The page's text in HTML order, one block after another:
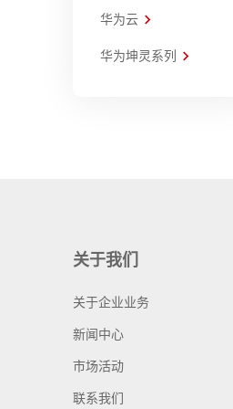
华为云
华为坤灵系列
关于我们
关于企业业务
新闻中心
市场活动
联系我们